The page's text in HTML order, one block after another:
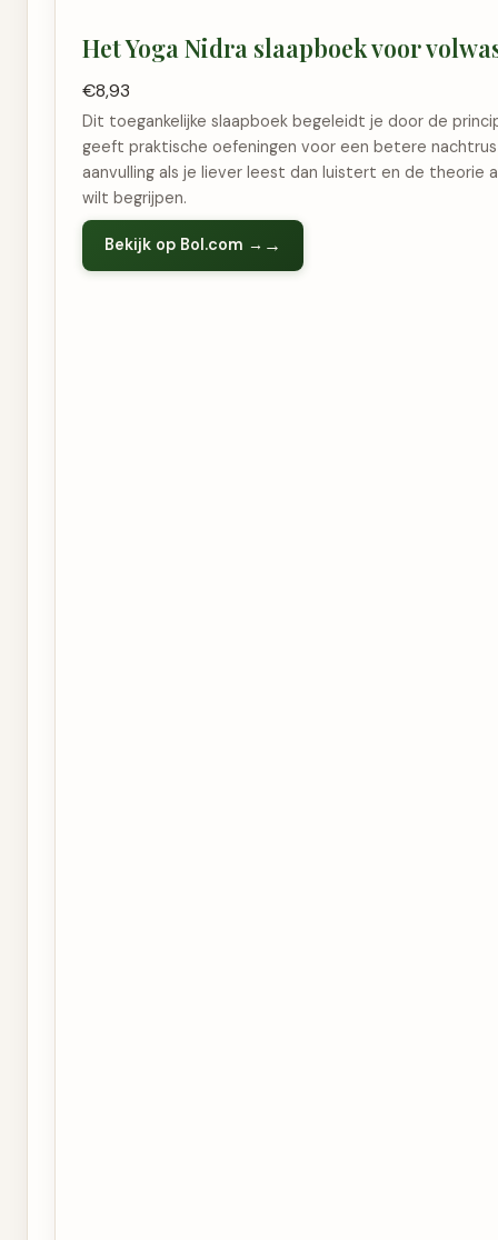
Het Yoga Nidra slaapboek voor
€8,93
Dit toegankelijke slaapboek begeleidt je door de
geeft praktische oefeningen voor een betere
aanvulling als je liever leest dan luistert en de theorie
wilt begrijpen.
Bekijk op Bol.com →